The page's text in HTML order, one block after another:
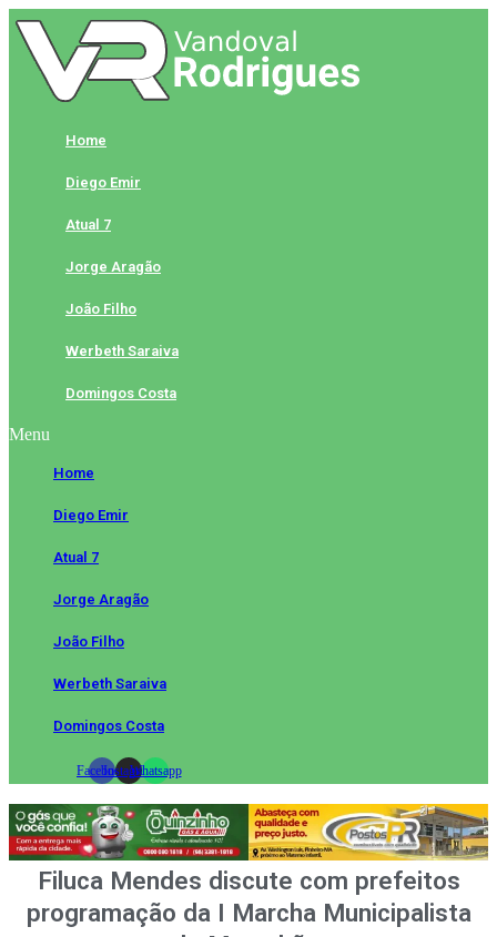
Skip
to
content
Home
Diego Emir
Atual 7
Jorge Aragão
João Filho
Werbeth Saraiva
Domingos Costa
Menu
Home
Diego Emir
Atual 7
Jorge Aragão
João Filho
Werbeth Saraiva
Domingos Costa
FacebookInstagramWhatsapp
Filuca Mendes discute com prefeitos
programação da I Marcha Municipalista